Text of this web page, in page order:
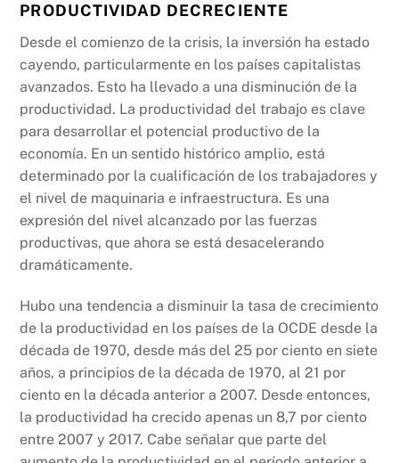
PRODUCTIVIDAD DECRECIENTE
Desde el comienzo de la crisis, la inversión ha estado
cayendo, particularmente en los países capitalistas
avanzados. Esto ha llevado a una disminución de la
productividad. La productividad del trabajo es clave
para desarrollar el potencial productivo de la
economía. En un sentido histórico amplio, está
determinado por la cualificación de los trabajadores y
el nivel de maquinaria e infraestructura. Es una
expresión del nivel alcanzado por las fuerzas
productivas, que ahora se está desacelerando
dramáticamente.
Hubo una tendencia a disminuir la tasa de crecimiento
de la productividad en los países de la OCDE desde la
década de 1970, desde más del 25 por ciento en siete
años, a principios de la década de 1970, al 21 por
ciento en la década anterior a 2007. Desde entonces,
la productividad ha crecido apenas un 8,7 por ciento
entre 2007 y 2017. Cabe señalar que parte del